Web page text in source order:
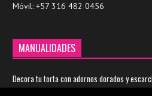
Móvil: +57 316 482 0456
MANUALIDADES
Decora tu torta con adornos dorados y